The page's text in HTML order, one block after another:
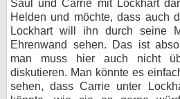
Saul und Carrie mit Lockhart
Helden und möchte, dass auch
Lockhart will ihn durch seine
Ehrenwand sehen. Das ist
man muss hier auch nicht
diskutieren. Man könnte es
sehen, dass Carrie unter